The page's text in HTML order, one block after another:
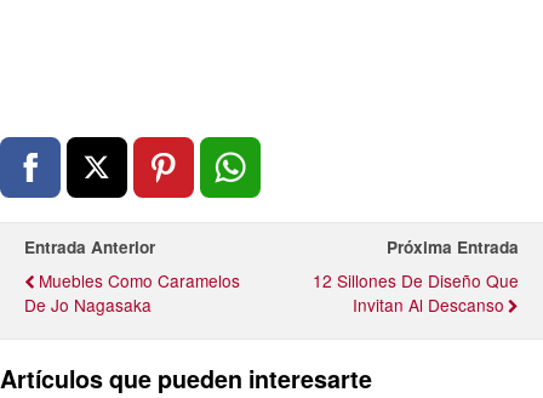
Entrada Anterior
Muebles Como Caramelos
De Jo Nagasaka
Próxima Entrada
12 Sillones De Diseño Que
Invitan Al Descanso
Artículos que pueden interesarte